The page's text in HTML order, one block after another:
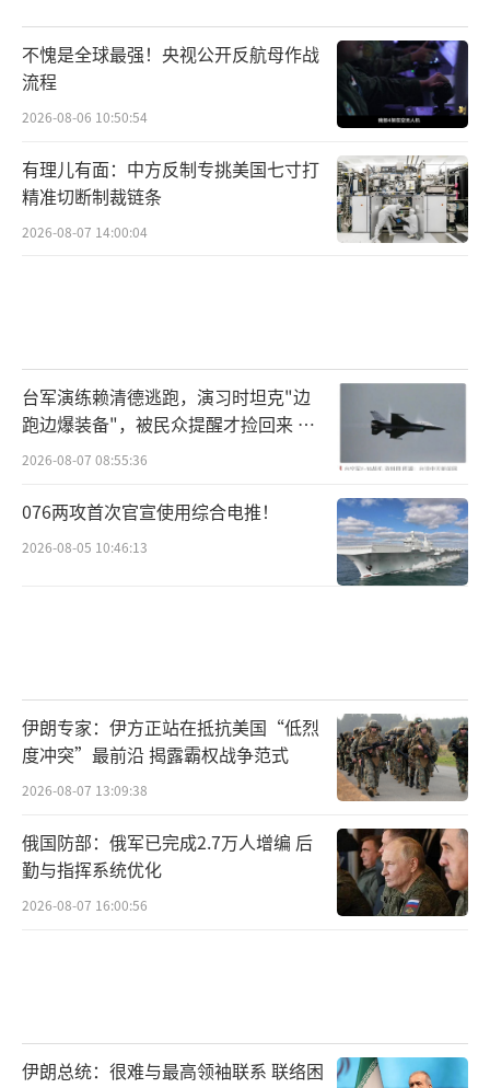
不愧是全球最强！央视公开反航母作战
流程
2026-08-06 10:50:54
有理儿有面：中方反制专挑美国七寸打
精准切断制裁链条
2026-08-07 14:00:04
台军演练赖清德逃跑，演习时坦克"边
跑边爆装备"，被民众提醒才捡回来 演
习状况频出引发关注
2026-08-07 08:55:36
076两攻首次官宣使用综合电推！
2026-08-05 10:46:13
伊朗专家：伊方正站在抵抗美国“低烈
度冲突”最前沿 揭露霸权战争范式
2026-08-07 13:09:38
俄国防部：俄军已完成2.7万人增编 后
勤与指挥系统优化
2026-08-07 16:00:56
伊朗总统：很难与最高领袖联系 联络困